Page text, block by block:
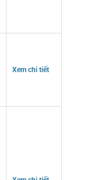
Xem chi tiết